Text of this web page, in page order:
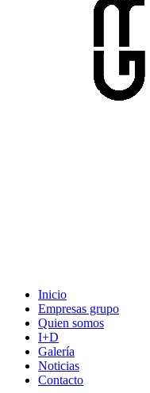
Inicio
Empresas grupo
Quien somos
I+D
Galería
Noticias
Contacto